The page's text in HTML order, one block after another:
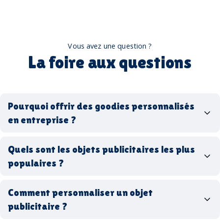
Vous avez une question ?
La foire aux questions
Pourquoi offrir des goodies personnalisés
en entreprise ?
Quels sont les objets publicitaires les plus
populaires ?
stylos personnalisés
tote bags publicitaires
gourdes réutilisables
Comment personnaliser un objet
publicitaire ?